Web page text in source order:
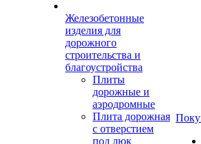
Железобетонные
изделия для
дорожного
строительства и
благоустройства
Плиты
дорожные и
аэродромные
Плита дорожная
с отверстием
под люк